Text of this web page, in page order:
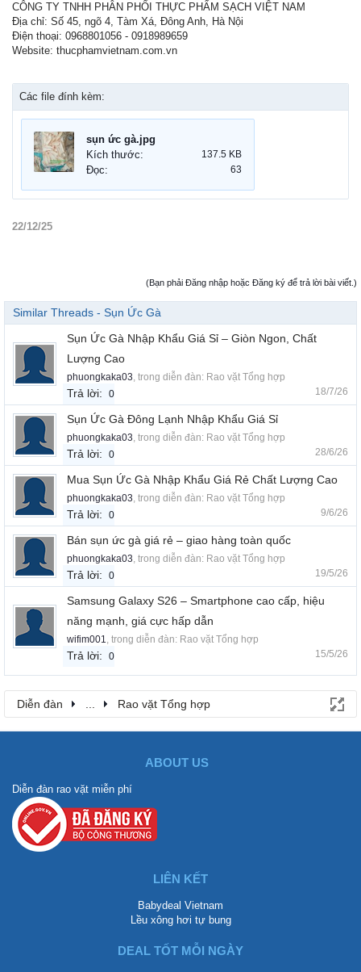
CÔNG TY TNHH PHÂN PHỐI THỰC PHẨM SẠCH VIỆT NAM
Địa chỉ: Số 45, ngõ 4, Tàm Xá, Đông Anh, Hà Nội
Điện thoại: 0968801056 - 0918989659
Website: thucphamvietnam.com.vn
Các file đính kèm:
sụn ức gà.jpg
Kích thước:
137.5 KB
Đọc: 63
22/12/25
(Bạn phải Đăng nhập hoặc Đăng ký để trả lời bài viết.)
Similar Threads - Sụn Ức Gà
Sụn Ức Gà Nhập Khẩu Giá Sỉ – Giòn Ngon, Chất
Lượng Cao
phuongkaka03, trong diễn đàn: Rao vặt Tổng hợp
Trả lời: 0 18/7/26
Sụn Ức Gà Đông Lạnh Nhập Khẩu Giá Sỉ
phuongkaka03, trong diễn đàn: Rao vặt Tổng hợp
Trả lời: 0 28/6/26
Mua Sụn Ức Gà Nhập Khẩu Giá Rẻ Chất Lượng Cao
phuongkaka03, trong diễn đàn: Rao vặt Tổng hợp
Trả lời: 0 9/6/26
Bán sụn ức gà giá rẻ – giao hàng toàn quốc
phuongkaka03, trong diễn đàn: Rao vặt Tổng hợp
Trả lời: 0 19/5/26
Samsung Galaxy S26 – Smartphone cao cấp, hiệu
năng mạnh, giá cực hấp dẫn
wifim001, trong diễn đàn: Rao vặt Tổng hợp
Trả lời: 0 15/5/26
Diễn đàn ... Rao vặt Tổng hợp
ABOUT US
Diễn đàn rao vặt miễn phí
LIÊN KẾT
Babydeal Vietnam
Lều xông hơi tự bung
DEAL TỐT MỖI NGÀY